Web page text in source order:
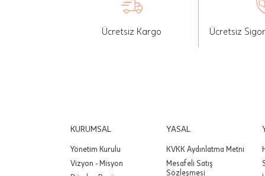
Ücretsiz Kargo Ücretsiz
KURUMSAL
Yönetim Kurulu
Vizyon - Misyon
YASAL
KVKK Aydınlatma Metni
Mesafeli Satış
Sözleşmesi
Önemli:
Önemli: